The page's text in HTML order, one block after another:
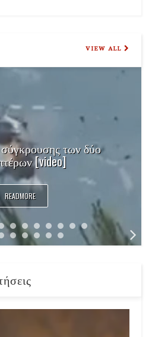
VIEW ALL
των δύο
[video]
READMORE